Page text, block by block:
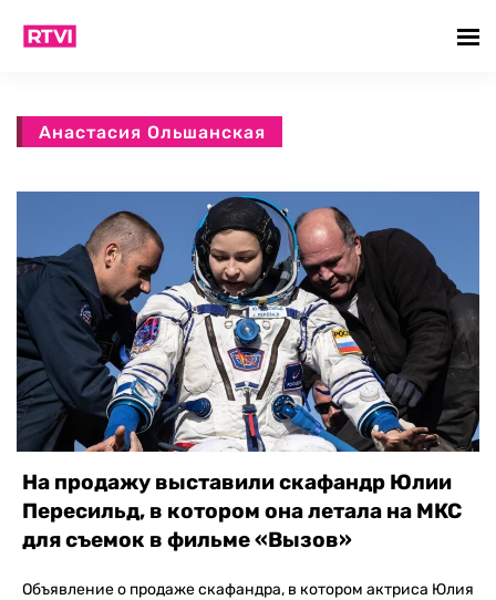
Анастасия Ольшанская
На продажу выставили скафандр Юлии
Пересильд, в котором она летала на МКС
для съемок в фильме «Вызов»
Объявление о продаже скафандра, в котором актриса Юлия